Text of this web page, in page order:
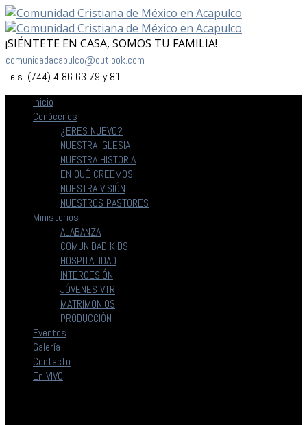
¡SIÉNTETE EN CASA, SOMOS TU FAMILIA!
comunidadacapulco@outlook.com
Tels. (744) 4 86 63 79 y 81
Inicio
Conócenos
¿ERES NUEVO?
NUESTRA IGLESIA
NUESTRA HISTORIA
EN QUÉ CREEMOS
NUESTRA VISIÓN
NUESTROS PASTORES
Ministerios
ALABANZA
COMUNIDAD KIDS
HOSPITALIDAD
INTERCESIÓN
JÓVENES VTR
MATRIMONIOS
PRODUCCIÓN
Eventos
Galería
Contacto
En VIVO